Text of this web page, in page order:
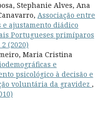
Stephanie Alves, Ana
Associação entre
ajustamento diádico
Portugueses primíparos
(2020)
Maria Cristina
e
psicológico à decisão e
voluntária da gravidez ,